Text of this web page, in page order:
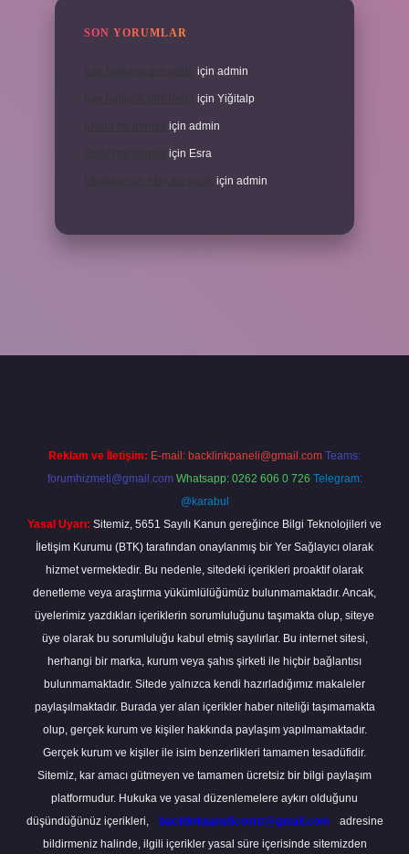
SON YORUMLAR
için admin
için Yiğitalp
için admin
için Esra
için admin
Reklam ve İletişim: E-mail: backlinkpaneli@gmail.com Teams:
forumhizmeti@gmail.com Whatsapp: 0262 606 0 726 Telegram:
@karabul
Yasal Uyarı: Sitemiz, 5651 Sayılı Kanun gereğince Bilgi Teknolojileri ve
İletişim Kurumu (BTK) tarafından onaylanmış bir Yer Sağlayıcı olarak
hizmet vermektedir. Bu nedenle, sitedeki içerikleri proaktif olarak
denetleme veya araştırma yükümlülüğümüz bulunmamaktadır. Ancak,
üyelerimiz yazdıkları içeriklerin sorumluluğunu taşımakta olup, siteye
üye olarak bu sorumluluğu kabul etmiş sayılırlar. Bu internet sitesi,
herhangi bir marka, kurum veya şahıs şirketi ile hiçbir bağlantısı
bulunmamaktadır. Sitede yalnızca kendi hazırladığımız makaleler
paylaşılmaktadır. Burada yer alan içerikler haber niteliği taşımamakta
olup, gerçek kurum ve kişiler hakkında paylaşım yapılmamaktadır.
Gerçek kurum ve kişiler ile isim benzerlikleri tamamen tesadüfidir.
Sitemiz, kar amacı gütmeyen ve tamamen ücretsiz bir bilgi paylaşım
platformudur. Hukuka ve yasal düzenlemelere aykırı olduğunu
düşündüğünüz içerikleri,
backlinkpanelicomtr@gmail.com
adresine
bildirmeniz halinde, ilgili içerikler yasal süre içerisinde sitemizden